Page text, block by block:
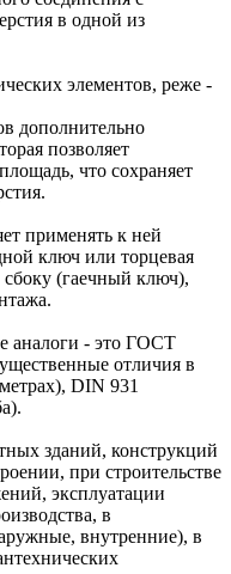
в одной из
элементов, реже -
дополнительно
позволяет
что сохраняет
применять к ней
ключ или торцевая
сбоку (гаечный ключ),
аналоги - это ГОСТ
отличия в
DIN 931
зданий, конструкций
при строительстве
эксплуатации
в
внутренние), в